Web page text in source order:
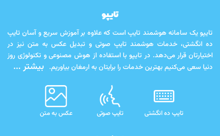
تایپو
تایپو یک سامانه هوشمند تایپ است که علاوه بر آموزش سریع و آسان تایپ
ده انگشتی، خدمات هوشمند تایپ صوتی و تبدیل عکس به متن نیز در
اختیارتان قرار می‌دهد. در تایپو با استفاده از هوش مصنوعی و تکنولوژی روز
دنیا سعی می‌کنیم بهترین خدمات را برایتان به ارمغان بیاوریم. بیشتر ...
تایپ ده انگشتی تایپ صوتی عکس به متن